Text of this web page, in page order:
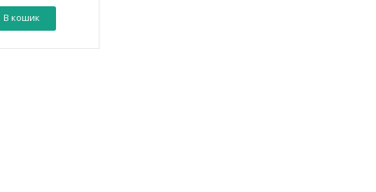
В кошик